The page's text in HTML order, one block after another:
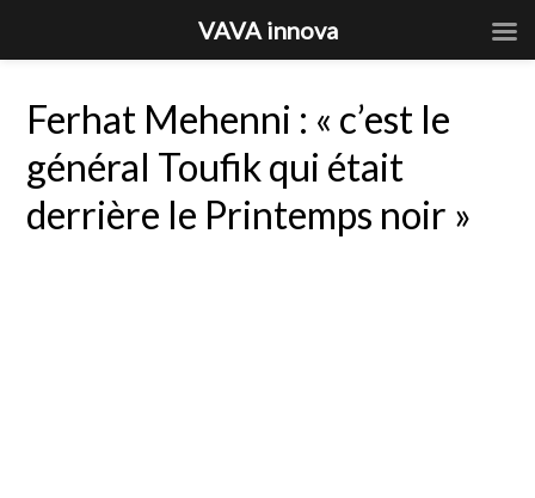
Ferhat Mehenni : « c’est le
général Toufik qui était
derrière le Printemps noir »
VAVA innova